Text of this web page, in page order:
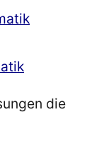
die